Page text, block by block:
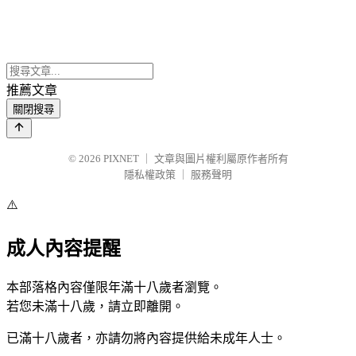
推薦文章
關閉搜尋
© 2026 PIXNET
文章與圖片權利屬原作者所有
隱私權政策
服務聲明
⚠️
成人內容提醒
本部落格內容僅限年滿十八歲者瀏覽。
若您未滿十八歲，請立即離開。
已滿十八歲者，亦請勿將內容提供給未成年人士。